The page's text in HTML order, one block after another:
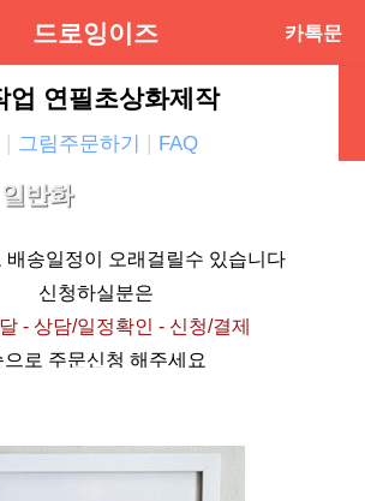
드로잉이즈 카톡문
업 연필초상화제작
| 그림주문하기 | FAQ
반화
배송일정이 오래걸릴수 있습니다
신청하실분은
- 상담/일정확인 - 신청/결제
으로 주문신청 해주세요